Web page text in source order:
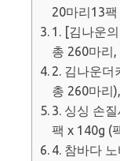
20마리13
1. [김나운
총 260마리
2. 김나운더
총 260마리
3. 싱싱 손
팩 x 140g (
4. 참바다